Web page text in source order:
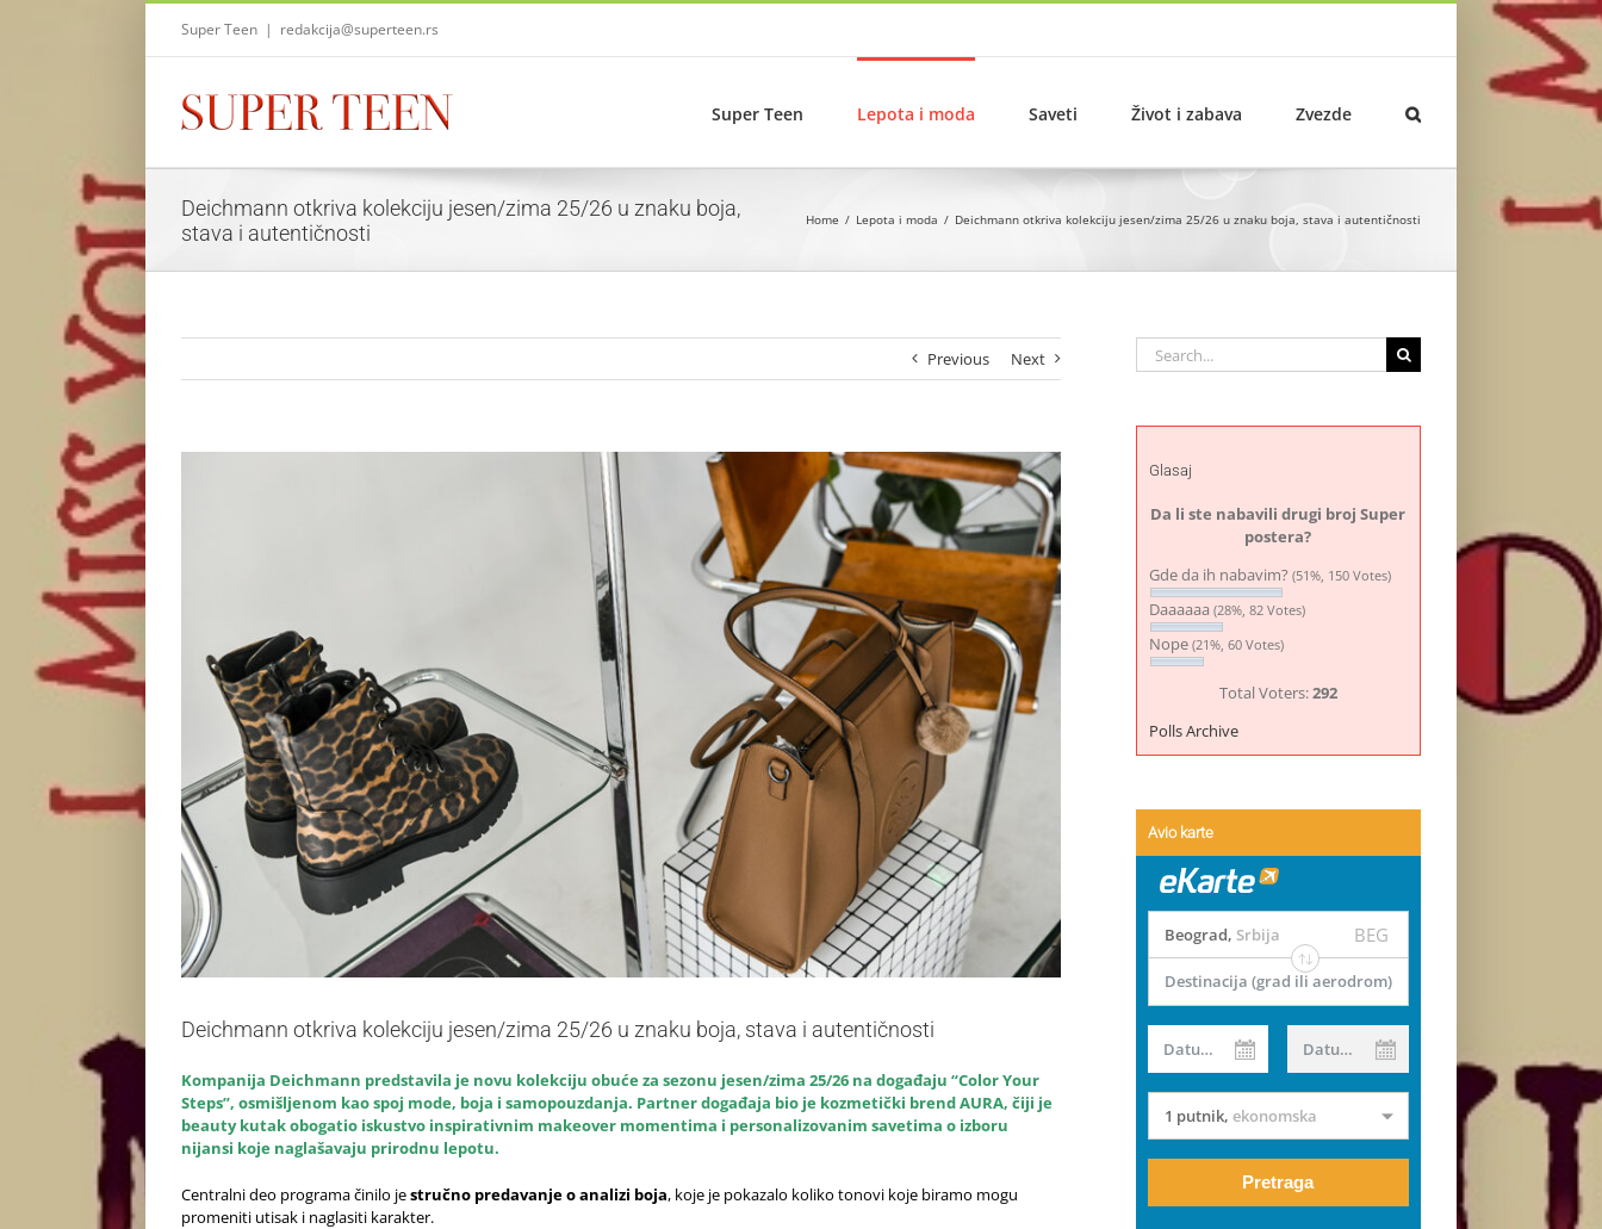
Super Teen | redakcija@superteen.rs
Super Teen Lepota i moda Saveti Život i zabava Zvezde
Deichmann otkriva kolekciju jesen/zima 25/26 u znaku boja,
stava i autentičnosti
Home Lepota i moda Deichmann otkriva kolekciju jesen/zima 25/26 u znaku boja, stava i autentičnosti
Previous Next
Deichmann otkriva kolekciju jesen/zima 25/26 u znaku boja, stava i autentičnosti
Kompanija Deichmann predstavila je novu kolekciju obuće za sezonu jesen/zima 25/26 na događaju “Color Your
Steps”, osmišljenom kao spoj mode, boja i samopouzdanja. Partner događaja bio je kozmetički brend AURA, čiji je
beauty kutak obogatio iskustvo inspirativnim makeover momentima i personalizovanim savetima o izboru
nijansi koje naglašavaju prirodnu lepotu.
Centralni deo programa činilo jestručno predavanje o analizi boja, koje je pokazalo koliko tonovi koje biramo mogu
promeniti utisak i naglasiti karakter.
Search
for:
Glasaj
Da li ste nabavili drugi broj Super
postera?
Gde da ih nabavim? (51%, 150 Votes)
Daaaaaa (28%, 82 Votes)
Nope (21%, 60 Votes)
Total Voters:292
Polls Archive
Avio karte
Beograd, Srbija BEG
Destinacija (grad ili aerodrom)
Datum od Datum do
1 putnik, ekonomska
Pretraga